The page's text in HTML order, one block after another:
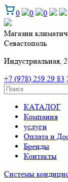
0 0 0
Магазин
Севастополь
Индустриальная,
+7 (978) 259 29 83
КАТАЛОГ
Компания
услуги
Оплата и
Бренды
Контакты
Системы